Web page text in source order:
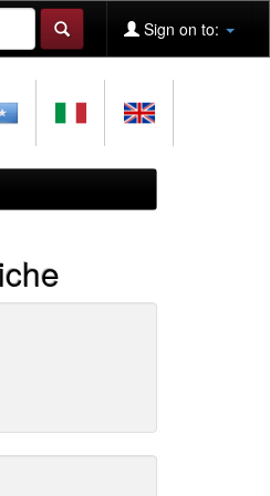
Sign on to: